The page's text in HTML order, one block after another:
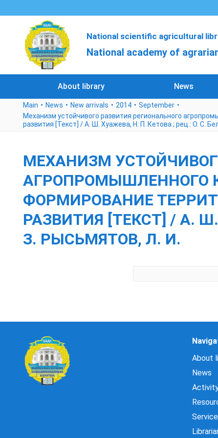
National scientific agricultural
National academy of
About library News
Main News New arrivals 2014
September
Механизм устойчивого развития регионального
развития [Текст] / А. Ш. Хуажева, Н. П. Кетова ; рец.: О. С.
МЕХАНИЗМ
АГРОПРОМЫШЛЕННОГО
ФОРМИРОВАНИЕ
РАЗВИТИЯ [ТЕКСТ] / А.
З. РЫСЬМЯТОВ, Л. И.
About
News